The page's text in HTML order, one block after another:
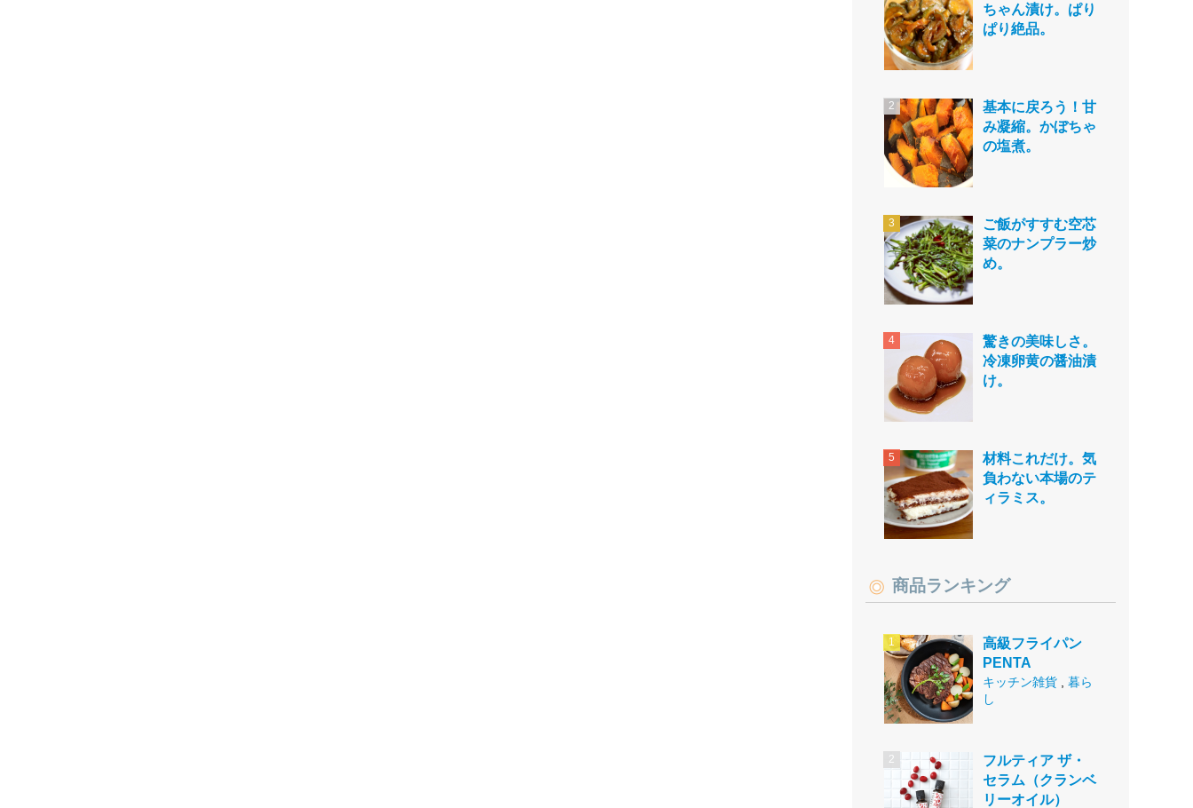
ちゃん漬け。ぱり
ぱり絶品。
基本に戻ろう！甘
み凝縮。かぼちゃ
の塩煮。
ご飯がすすむ空芯
菜のナンプラー炒
め。
驚きの美味しさ。
冷凍卵黄の醤油漬
け。
材料これだけ。気
負わない本場のテ
ィラミス。
商品ランキング
高級フライパン
PENTA
キッチン雑貨
暮ら
し
フルティア ザ・
セラム（クランベ
リーオイル）